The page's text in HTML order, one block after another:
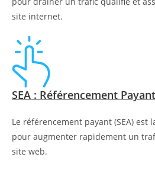
site internet.
SEA : Référencement Payant
Le référencement payant (SEA) est
pour augmenter rapidement un
site web.